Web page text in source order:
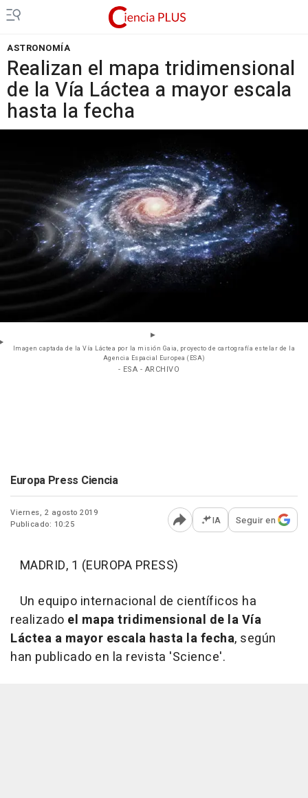
ASTRONOMÍA
Realizan el mapa tridimensional
de la Vía Láctea a mayor escala
hasta la fecha
Imagen captada de la Vía Láctea por la misión Gaia, proyecto de cartografía estelar de la
Agencia Espacial Europea (ESA)
- ESA - ARCHIVO
Europa Press Ciencia
Viernes, 2 agosto 2019
Publicado: 10:25
Abrir opciones para
IA Seguir en
MADRID, 1 (EUROPA PRESS)
Un equipo internacional de científicos ha
realizado el mapa tridimensional de la Vía
Láctea a mayor escala hasta la fecha, según
han publicado en la revista 'Science'.